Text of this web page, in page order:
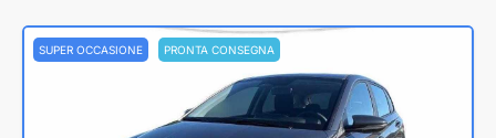
SUPER OCCASIONE PRONTA CONSEGNA